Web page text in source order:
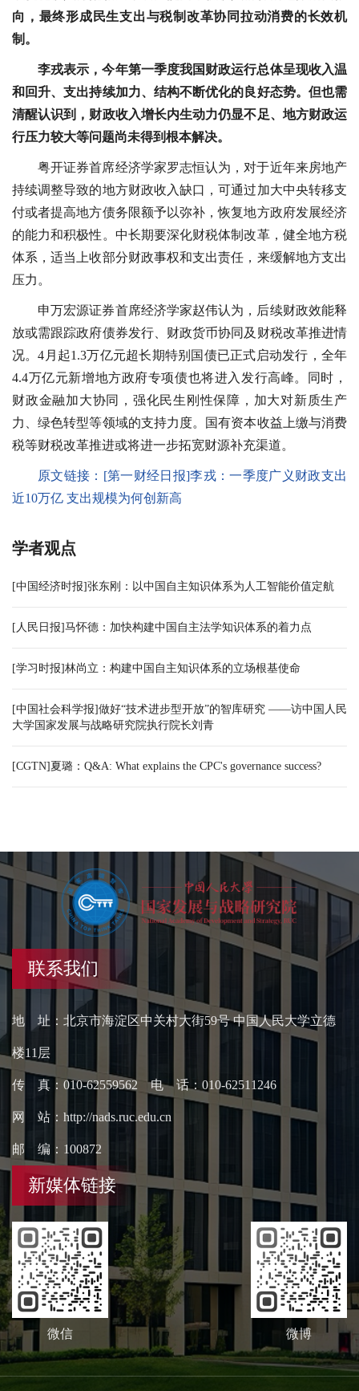
向，最终形成民生支出与税制改革协同拉动消费的长效机
制。
李戎表示，今年第一季度我国财政运行总体呈现收入温
和回升、支出持续加力、结构不断优化的良好态势。但也需
清醒认识到，财政收入增长内生动力仍显不足、地方财政运
行压力较大等问题尚未得到根本解决。
粤开证券首席经济学家罗志恒认为，对于近年来房地产
持续调整导致的地方财政收入缺口，可通过加大中央转移支
付或者提高地方债务限额予以弥补，恢复地方政府发展经济
的能力和积极性。中长期要深化财税体制改革，健全地方税
体系，适当上收部分财政事权和支出责任，来缓解地方支出
压力。
申万宏源证券首席经济学家赵伟认为，后续财政效能释
放或需跟踪政府债券发行、财政货币协同及财税改革推进情
况。4月起1.3万亿元超长期特别国债已正式启动发行，全年
4.4万亿元新增地方政府专项债也将进入发行高峰。同时，
财政金融加大协同，强化民生刚性保障，加大对新质生产
力、绿色转型等领域的支持力度。国有资本收益上缴与消费
税等财税改革推进或将进一步拓宽财源补充渠道。
原文链接： [第一财经日报]李戎：一季度广义财政支出
近10万亿 支出规模为何创新高
学者观点
[中国经济时报]张东刚：以中国自主知识体系为人工智能价值定航
[人民日报]马怀德：加快构建中国自主法学知识体系的着力点
[学习时报]林尚立：构建中国自主知识体系的立场根基使命
[中国社会科学报]做好“技术进步型开放”的智库研究 ——访中国人民
大学国家发展与战略研究院执行院长刘青
[CGTN]夏璐：Q&A: What explains the CPC's governance success?
联系我们
地 址：北京市海淀区中关村大街59号 中国人民大学立德
楼11层
传 真：010-62559562 电 话：010-62511246
网 站：http://nads.ruc.edu.cn
邮 编：100872
新媒体链接
微信 微博